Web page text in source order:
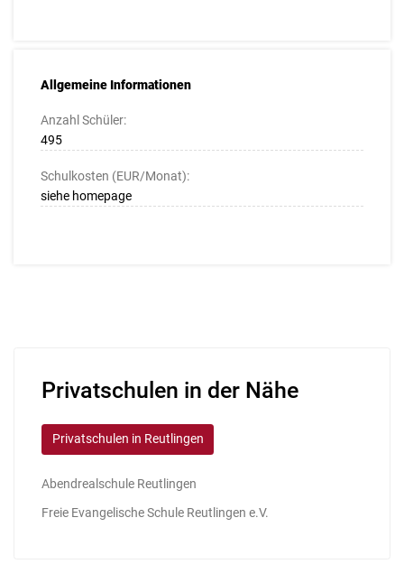
Allgemeine Informationen
Anzahl Schüler:
495
Schulkosten (EUR/Monat):
siehe homepage
Privatschulen in der Nähe
Privatschulen in Reutlingen
Abendrealschule Reutlingen
Freie Evangelische Schule Reutlingen e.V.